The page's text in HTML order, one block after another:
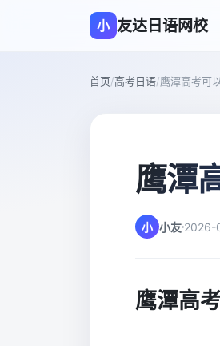
小 友达日语网校
首页/高考日语/鹰潭高考可
鹰潭
小 小友 2026-
鹰潭高